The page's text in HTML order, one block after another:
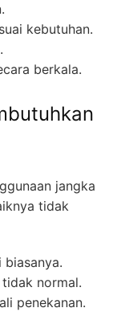
kebutuhan.
berkala.
jangka
tidak
normal.
penekanan.